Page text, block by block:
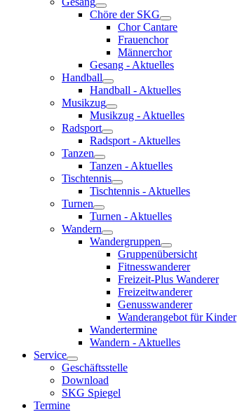
Chöre der SKG
Chor Cantare
Frauenchor
Männerchor
Gesang - Aktuelles
Handball
Handball - Aktuelles
Musikzug
Musikzug - Aktuelles
Radsport
Radsport - Aktuelles
Tanzen
Tanzen - Aktuelles
Tischtennis
Tischtennis - Aktuelles
Turnen
Turnen - Aktuelles
Wandern
Wandergruppen
Gruppenübersicht
Fitnesswanderer
Freizeit-Plus Wanderer
Freizeitwanderer
Genusswanderer
Wanderangebot für Kinder
Wandertermine
Wandern - Aktuelles
Service
Geschäftsstelle
Download
SKG Spiegel
Termine